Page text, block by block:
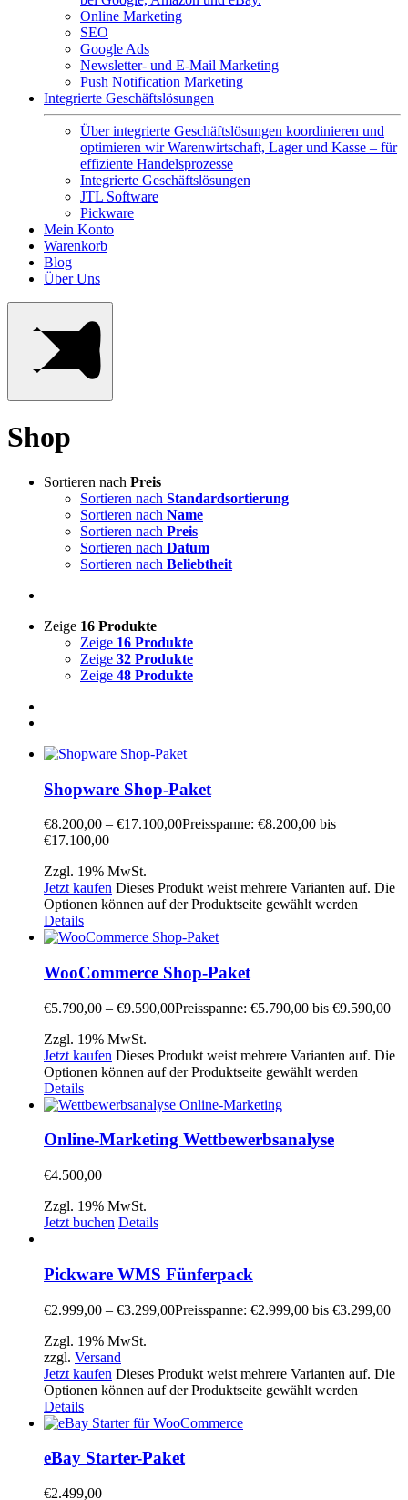
Online Marketing
SEO
Google Ads
Newsletter- und E-Mail Marketing
Push Notification Marketing
Integrierte Geschäftslösungen
Über integrierte Geschäftslösungen koordinieren und
optimieren wir Warenwirtschaft, Lager und Kasse – für
effiziente Handelsprozesse
Integrierte Geschäftslösungen
JTL Software
Pickware
Mein Konto
Warenkorb
Blog
Über Uns
Shop
Sortieren nach Preis
Sortieren nach Standardsortierung
Sortieren nach Name
Sortieren nach Preis
Sortieren nach Datum
Sortieren nach Beliebtheit
Zeige 16 Produkte
Zeige 16 Produkte
Zeige 32 Produkte
Zeige 48 Produkte
Shopware Shop-Paket
€8.200,00 – €17.100,00Preisspanne: €8.200,00 bis
€17.100,00
Zzgl. 19% MwSt.
Jetzt kaufen Dieses Produkt weist mehrere Varianten auf. Die
Optionen können auf der Produktseite gewählt werden
Details
WooCommerce Shop-Paket
€5.790,00 – €9.590,00Preisspanne: €5.790,00 bis €9.590,00
Zzgl. 19% MwSt.
Jetzt kaufen Dieses Produkt weist mehrere Varianten auf. Die
Optionen können auf der Produktseite gewählt werden
Details
Online-Marketing Wettbewerbsanalyse
€4.500,00
Zzgl. 19% MwSt.
Jetzt buchen Details
Pickware WMS Fünferpack
€2.999,00 – €3.299,00Preisspanne: €2.999,00 bis €3.299,00
Zzgl. 19% MwSt.
zzgl. Versand
Jetzt kaufen Dieses Produkt weist mehrere Varianten auf. Die
Optionen können auf der Produktseite gewählt werden
Details
eBay Starter-Paket
€2.499,00